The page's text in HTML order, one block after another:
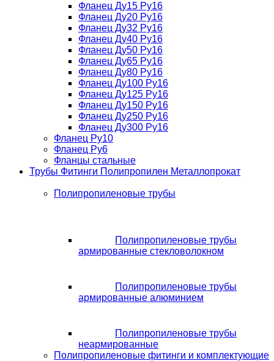
Фланец Ду15 Ру16
Фланец Ду20 Ру16
Фланец Ду32 Ру16
Фланец Ду40 Ру16
Фланец Ду50 Ру16
Фланец Ду65 Ру16
Фланец Ду80 Ру16
Фланец Ду100 Ру16
Фланец Ду125 Ру16
Фланец Ду150 Ру16
Фланец Ду250 Ру16
Фланец Ду300 Ру16
Фланец Ру10
Фланец Ру6
Фланцы стальные
Трубы Фитинги Полипропилен Металлопрокат
Полипропиленовые трубы
Полипропиленовые трубы
армированные стекловолокном
Полипропиленовые трубы
армированные алюминием
Полипропиленовые трубы
неармированные
Полипропиленовые фитинги и комплектующие